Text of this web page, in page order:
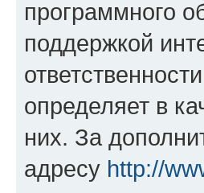
программного
поддержкой
определяет в
них. За
адресу http://